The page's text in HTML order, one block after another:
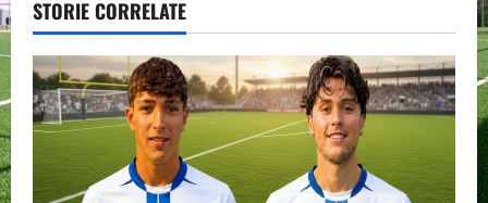
i
g
a
t
STORIE CORRELATE